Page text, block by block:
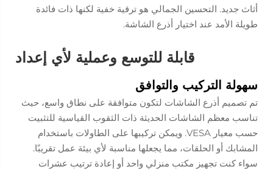
أثاث جديد. التحسين الجمالي هو ترقية خفية لكنها ذات فائدة
طويلة الأمد عند اختيار أذرع الشاشة.
قابلة للتوسع وعملية لأي إعداد
سهولة التركيب والتوافق
تم تصميم أذرع الشاشات لتكون متوافقة على نطاق واسع، حيث
تناسب معظم الشاشات الحديثة ذات الثقوب القياسية للتثبيت
حسب معيار VESA. ويمكن تركيبها على الطاولات باستخدام
المشابك أو الحلقات، مما يجعلها مناسبة لأي بيئة عمل تقريبًا.
سواء كنت تجهيز مكتب منزلي واحد أو إعادة ترتيب عشرات